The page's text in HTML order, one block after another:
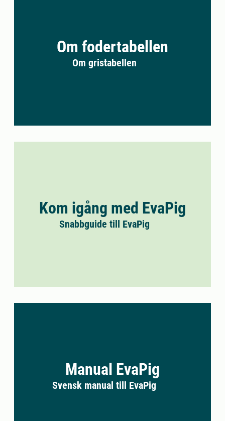
Om fodertabellen
Om gristabellen
Kom igång med EvaPig
Snabbguide till EvaPig
Manual EvaPig
Svensk manual till EvaPig